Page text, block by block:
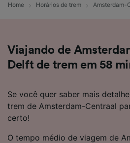
Home Horários de trem Amsterdam-
Viajando de
Delft de trem em 58
Se você quer saber mais
trem de Amsterdam-Centraal
certo!
O tempo médio de viagem de